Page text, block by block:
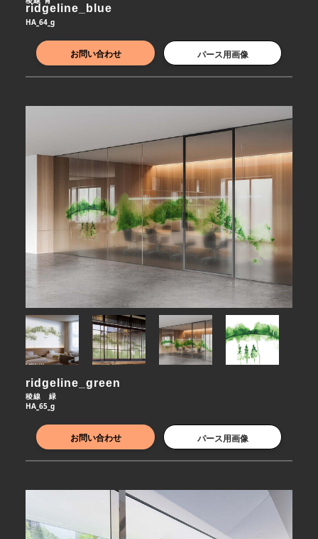
ridgeline_blue
HA_64_g
お問い合わせ パース用画像
ridgeline_green
稜線　緑
HA_65_g
お問い合わせ パース用画像